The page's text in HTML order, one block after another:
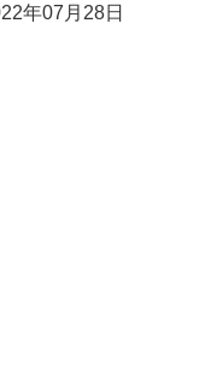
年07月28日